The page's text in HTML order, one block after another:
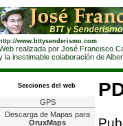
www.bttysenderismo.com
realizada por José Francisco
la inestimable colaboración de
Secciones del web
GPS
Descarga de Mapas para
OruxMaps